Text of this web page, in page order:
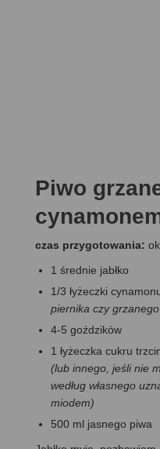
Piwo
czas przygotowania:
1 średnie jabłko
1/3 łyżeczki
piernika czy
4-5 goździków
1 łyżeczka cukru
(lub innego, jeśli nie
według własnego
miodem)
500 ml jasnego piwa